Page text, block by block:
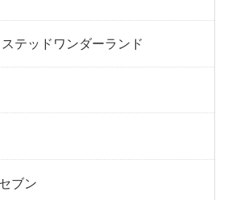
テッドワンダーランド
ブン